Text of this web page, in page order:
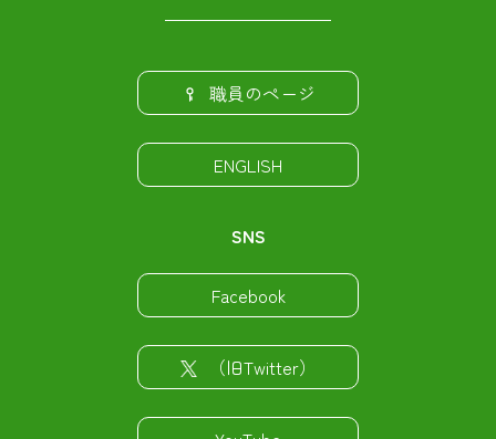
職員のページ
ENGLISH
SNS
Facebook
（旧Twitter）